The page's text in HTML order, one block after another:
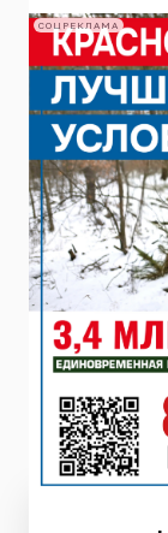
СОЦРЕКЛАМА